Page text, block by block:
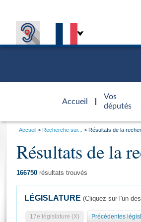
Accueil
d'accueil
Vos
députés
Général
Vous
Accueil Recherche sur... Résultats de la
Résultats de la
166750 résultats trouvés
LÉGISLATURE (Cliquez sur l'un
17e législature (X) Précédentes